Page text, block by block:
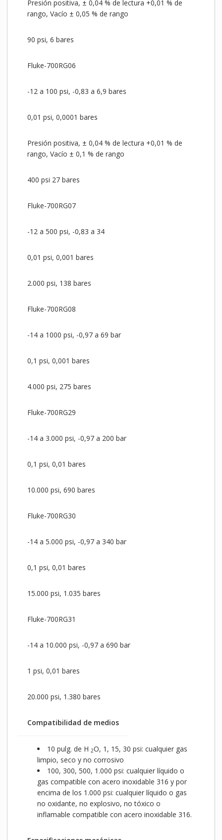
Presión positiva, ± 0,04 % de lectura +0,01 % de
rango, Vacío ± 0,05 % de rango
90 psi, 6 bares
Fluke-700RG06
-12 a 100 psi, -0,83 a 6,9 bares
0,01 psi, 0,0001 bares
Presión positiva, ± 0,04 % de lectura +0,01 % de
rango, Vacío ± 0,1 % de rango
400 psi 27 bares
Fluke-700RG07
-12 a 500 psi, -0,83 a 34
0,01 psi, 0,001 bares
2.000 psi, 138 bares
Fluke-700RG08
-14 a 1000 psi, -0,97 a 69 bar
0,1 psi, 0,001 bares
4.000 psi, 275 bares
Fluke-700RG29
-14 a 3.000 psi, -0,97 a 200 bar
0,1 psi, 0,01 bares
10.000 psi, 690 bares
Fluke-700RG30
-14 a 5.000 psi, -0,97 a 340 bar
0,1 psi, 0,01 bares
15.000 psi, 1.035 bares
Fluke-700RG31
-14 a 10.000 psi, -0,97 a 690 bar
1 psi, 0,01 bares
20.000 psi, 1.380 bares
Compatibilidad de medios
10 pulg. de H 2O, 1, 15, 30 psi: cualquier gas
limpio, seco y no corrosivo
100, 300, 500, 1.000 psi: cualquier líquido o
gas compatible con acero inoxidable 316 y por
encima de los 1.000 psi: cualquier líquido o gas
no oxidante, no explosivo, no tóxico o
inflamable compatible con acero inoxidable 316.